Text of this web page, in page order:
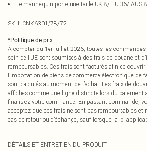
Le mannequin porte une taille UK 8/ EU 36/ AUS
SKU: CNK6301/78/72
*Politique de prix
À compter du 1er juillet 2026, toutes les commandes
sein de l’UE sont soumises à des frais de douane et
remboursables. Ces frais sont facturés afin de couvrir
l’importation de biens de commerce électronique de
sont calculés au moment de l’achat. Les frais de
affichés comme une ligne distincte lors du paiement
finalisiez votre commande. En passant commande,
acceptez que ces frais ne sont pas remboursables et
cas de retour ou d’échange, sauf lorsque la loi
DÉTAILS ET ENTRETIEN DU PRODUIT